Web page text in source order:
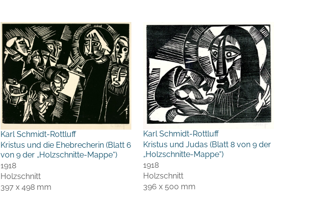
Karl Schmidt-Rottluff
Kristus und die Ehebrecherin (Blatt 6
von 9 der „Holzschnitte-Mappe“)
1918
Holzschnitt
397 x 498 mm
Karl Schmidt-Rottluff
Kristus und Judas (Blatt 8 von 9 der
„Holzschnitte-Mappe“)
1918
Holzschnitt
396 x 500 mm